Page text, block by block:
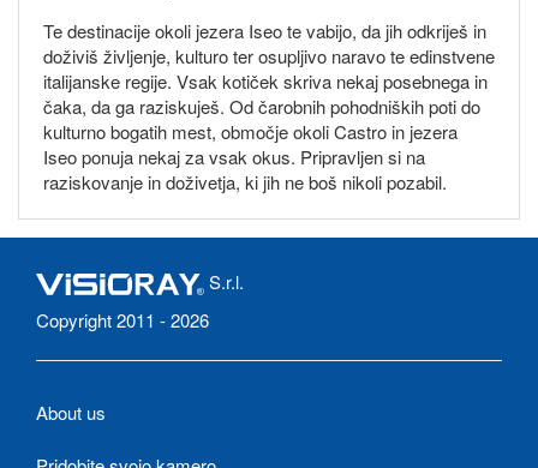
Te destinacije okoli jezera Iseo te vabijo, da jih odkriješ in
doživiš življenje, kulturo ter osupljivo naravo te edinstvene
italijanske regije. Vsak kotiček skriva nekaj posebnega in
čaka, da ga raziskuješ. Od čarobnih pohodniških poti do
kulturno bogatih mest, območje okoli Castro in jezera
Iseo ponuja nekaj za vsak okus. Pripravljen si na
raziskovanje in doživetja, ki jih ne boš nikoli pozabil.
S.r.l.
Copyright 2011 - 2026
About us